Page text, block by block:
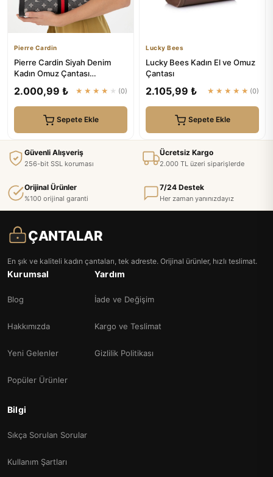
Pierre Cardin
Pierre Cardin Siyah Denim
Kadın Omuz Çantası
2.000,99 ₺ ★★★★★ (0)
Sepete Ekle
Lucky Bees
Lucky Bees Kadın El ve Omuz
Çantası
2.105,99 ₺ ★★★★★ (0)
Sepete Ekle
Güvenli Alışveriş
256-bit SSL koruması
Ücretsiz Kargo
2.000 TL üzeri siparişlerde
Orijinal Ürünler
%100 orijinal garanti
7/24 Destek
Her zaman yanınızdayız
ÇANTALAR
En şık ve kaliteli kadın çantaları, tek adreste. Orijinal ürünler, hızlı teslimat.
Kurumsal
Blog
Hakkımızda
Yeni Gelenler
Popüler Ürünler
Yardım
İade ve Değişim
Kargo ve Teslimat
Gizlilik Politikası
Bilgi
Sıkça Sorulan Sorular
Kullanım Şartları